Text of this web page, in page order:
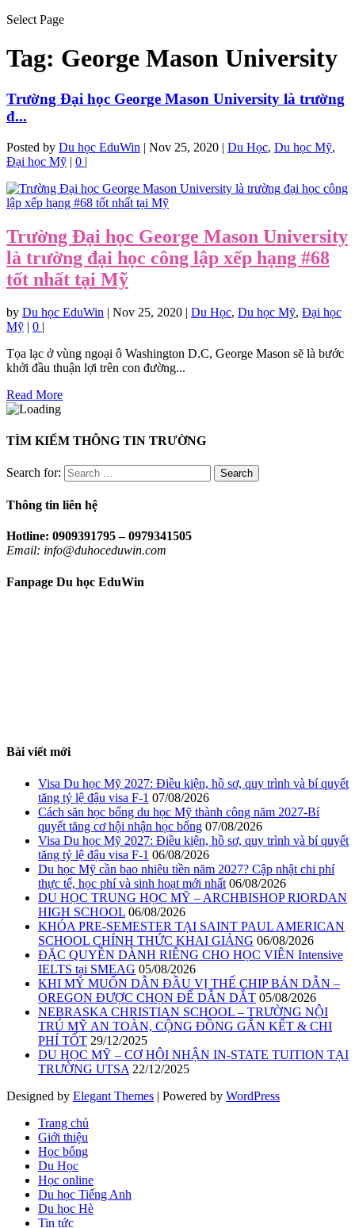
Select Page
Tag: George Mason University
Trường Đại học George Mason University là trường
đ...
Posted by Du học EduWin | Nov 25, 2020 | Du Học, Du học Mỹ,
Đại học Mỹ | 0 |
Trường Đại học George Mason University
là trường đại học công lập xếp hạng #68
tốt nhất tại Mỹ
by Du học EduWin | Nov 25, 2020 | Du Học, Du học Mỹ, Đại học
Mỹ | 0 |
Tọa lạc ở vùng ngoại ô Washington D.C, George Mason sẽ là bước
khởi đầu thuận lợi trên con đường...
Read More
TÌM KIẾM THÔNG TIN TRƯỜNG
Search for:
Thông tin liên hệ
Hotline: 0909391795 – 0979341505
Email: info@duhoceduwin.com
Fanpage Du học EduWin
Bài viết mới
Visa Du học Mỹ 2027: Điều kiện, hồ sơ, quy trình và bí quyết
tăng tỷ lệ đậu visa F-1 07/08/2026
Cách săn học bổng du học Mỹ thành công năm 2027-Bí
quyết tăng cơ hội nhận học bổng 07/08/2026
Visa Du học Mỹ 2027: Điều kiện, hồ sơ, quy trình và bí quyết
tăng tỷ lệ đậu visa F-1 06/08/2026
Du học Mỹ cần bao nhiêu tiền năm 2027? Cập nhật chi phí
thực tế, học phí và sinh hoạt mới nhất 06/08/2026
DU HỌC TRUNG HỌC MỸ – ARCHBISHOP RIORDAN
HIGH SCHOOL 06/08/2026
KHÓA PRE-SEMESTER TẠI SAINT PAUL AMERICAN
SCHOOL CHÍNH THỨC KHAI GIẢNG 06/08/2026
ĐẶC QUYỀN DÀNH RIÊNG CHO HỌC VIÊN Intensive
IELTS tại SMEAG 05/08/2026
KHI MỸ MUỐN DẪN ĐẦU VỊ THẾ CHIP BÁN DẪN –
OREGON ĐƯỢC CHỌN ĐỂ DẪN DẮT 05/08/2026
NEBRASKA CHRISTIAN SCHOOL – TRƯỜNG NỘI
TRÚ MỸ AN TOÀN, CỘNG ĐỒNG GẮN KẾT & CHI
PHÍ TỐT 29/12/2025
DU HỌC MỸ – CƠ HỘI NHẬN IN-STATE TUITION TẠI
TRƯỜNG UTSA 22/12/2025
Designed by Elegant Themes | Powered by WordPress
Trang chủ
Giới thiệu
Học bổng
Du Học
Học online
Du học Tiếng Anh
Du học Hè
Tin tức